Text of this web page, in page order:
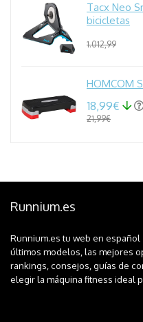
Tacx Neo
bicicletas
1.012,99
HOMCOM
18,99€
21,99€
Runnium.es
Runnium.es tu web en
últimos modelos, las mejores
rankings, consejos, guías de
elegir la máquina fitness ideal